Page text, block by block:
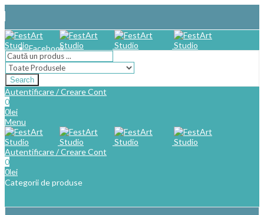
Facebook
Search
Autentificare / Creare Cont
0
0lei
Menu
Autentificare / Creare Cont
0
0lei
Categorii de produse